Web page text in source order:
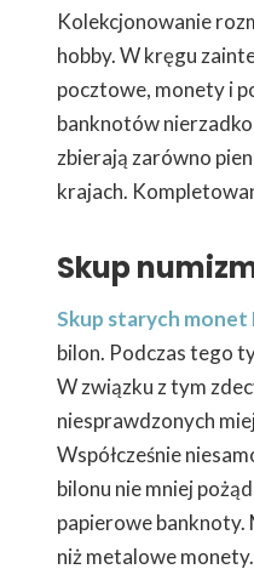
Kolekcjonowanie
hobby. W kręgu
pocztowe, monety i
banknotów
zbierają zarówno
krajach.
Skup
Skup starych monet
bilon. Podczas tego
W związku z tym
niesprawdzonych
Współcześnie
bilonu nie mniej
papierowe banknoty.
niż metalowe